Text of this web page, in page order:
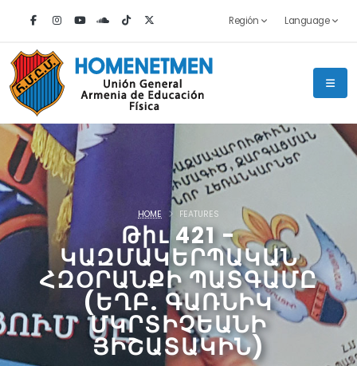
Región Language
Թիւ 421 -
ԿԱԶՄԱԿԵՐՊԱԿԱՆ
ՀԶՕՐԱՆՔԻ ՊԱՏԳԱՄԸ
(ԵՂԲ. ԳԱՌՆԻԿ
ՄԿՐՏԻՉԵԱՆԻ
ՅԻՇԱՏԱԿԻՆ)
HOME FEATURES